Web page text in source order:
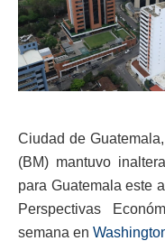
Ciudad de
(BM) mantuvo
para Guatemala este
Perspectivas
semana en